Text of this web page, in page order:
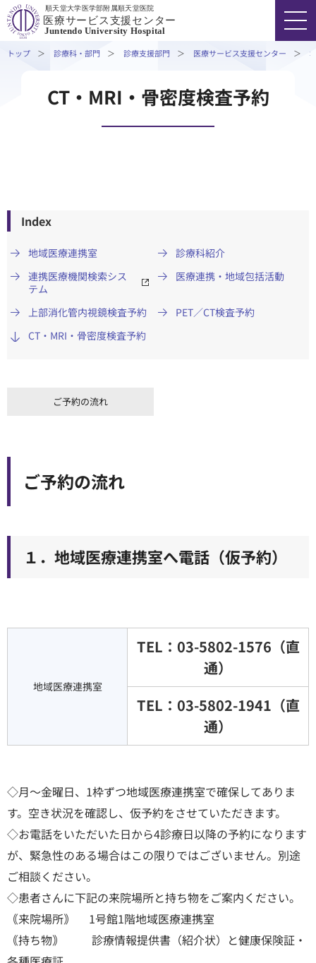
順天堂大学医学部附属順天堂医院
医療サービス支援センター
Juntendo University Hospital
トップ 診療科・部門 診療支援部門 医療サービス支援センター
CT・MRI・骨密度検査予約
Index
地域医療連携室
診療科紹介
連携医療機関検索シス
テム
医療連携・地域包括活動
上部消化管内視鏡検査予約
PET／CT検査予約
CT・MRI・骨密度検査予約
ご予約の流れ
ご予約の流れ
１．地域医療連携室へ電話（仮予約）
地域医療連携室
TEL：03-5802-1576（直
通）
TEL：03-5802-1941（直
通）
◇月～金曜日、1枠ずつ地域医療連携室で確保してありま
す。空き状況を確認し、仮予約をさせていただきます。
◇お電話をいただいた日から4診療日以降の予約になります
が、緊急性のある場合はこの限りではございません。別途
ご相談ください。
◇患者さんに下記の来院場所と持ち物をご案内ください。
｟来院場所｠ 1号館1階地域医療連携室
｟持ち物｠ 診療情報提供書（紹介状）と健康保険証・
脳卒中相談窓口
お問い合わせ
FONT SIZE COLOR VOICE
03-3813-3111
入院・ご面会の方
診療科・部門
順天堂医院について
臨床研究・治験